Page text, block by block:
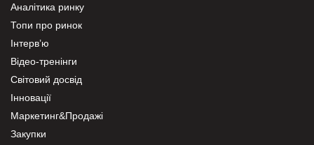
Аналітика ринку
Топи про ринок
Інтерв’ю
Відео-тренінги
Світовий досвід
Інновації
Маркетинг&Продажі
Закупки